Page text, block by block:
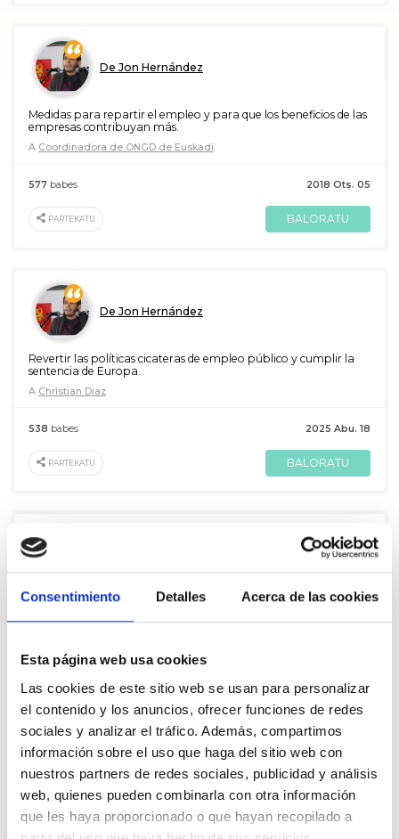
Consentimiento Detalles Acerca de las cookies
Esta página web usa cookies
Las cookies de este sitio web se usan para personalizar
el contenido y los anuncios, ofrecer funciones de redes
sociales y analizar el tráfico. Además, compartimos
información sobre el uso que haga del sitio web con
nuestros partners de redes sociales, publicidad y análisis
web, quienes pueden combinarla con otra información
que les haya proporcionado o que hayan recopilado a
De Jon Hernández
Medidas para repartir el empleo y para que los beneficios de las
empresas contribuyan más.
A Coordinadora de ONGD de Euskadi
2018 Ots. 05
577 babes
PARTEKATU BALORATU
De Jon Hernández
Revertir las políticas cicateras de empleo público y cumplir la
sentencia de Europa.
A Christian Diaz
2025 Abu. 18
538 babes
PARTEKATU BALORATU
El modelo de explotación capitalista de recursos naturales está
PARTEKATU BALORATU
De Jon Hernández